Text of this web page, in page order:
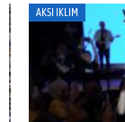
AKSI IKLIM